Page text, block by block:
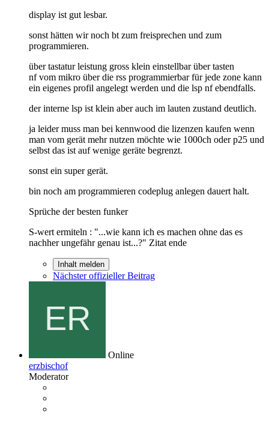
display ist gut lesbar.
sonst hätten wir noch bt zum freisprechen und zum
programmieren.
über tastatur leistung gross klein einstellbar über tasten
nf vom mikro über die rss programmierbar für jede zone kann
ein eigenes profil angelegt werden und die lsp nf ebendfalls.
der interne lsp ist klein aber auch im lauten zustand deutlich.
ja leider muss man bei kennwood die lizenzen kaufen wenn
man vom gerät mehr nutzen möchte wie 1000ch oder p25 und
selbst das ist auf wenige geräte begrenzt.
sonst ein super gerät.
bin noch am programmieren codeplug anlegen dauert halt.
Sprüche der besten funker
S-wert ermiteln : "...wie kann ich es machen ohne das es
nachher ungefähr genau ist...?" Zitat ende
Inhalt melden
Nächster offizieller Beitrag
Online
erzbischof
Moderator